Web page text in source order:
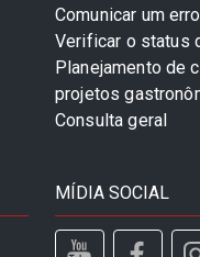
Comunicar um
Verificar o status
Planejamento de
projetos
Consulta geral
MÍDIA SOCIAL